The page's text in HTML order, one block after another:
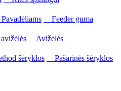
Feeder guma
Avižėlės
šėryklos
Pašarinės šėryklos